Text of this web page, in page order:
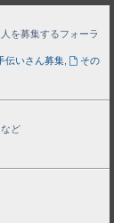
を募集するフォーラ
伝いさん募集,
その
ど